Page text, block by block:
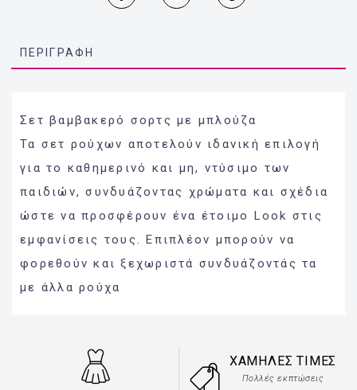
ΠΕΡΙΓΡΑΦΉ
Σετ βαμβακερό σορτς με μπλούζα
Τα σετ ρούχων αποτελούν ιδανική επιλογή
για το καθημερινό και μη, ντύσιμο των
παιδιών, συνδυάζοντας χρώματα και σχέδια
ώστε να προσφέρουν ένα έτοιμο Look στις
εμφανίσεις τους. Επιπλέον μπορούν να
φορεθούν και ξεχωριστά συνδυάζοντάς τα
με άλλα ρούχα
ΧΑΜΗΛΈΣ ΤΙΜΈΣ
Πολλές εκπτώσεις